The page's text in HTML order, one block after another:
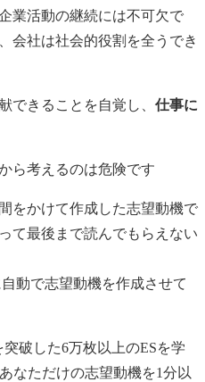
業活動の継続には不可欠で
会社は社会的役割を全うでき
できることを自覚し、 仕事に
ら考えるのは危険です
をかけて作成した志望動機で
て最後まで読んでもらえない
動で志望動機を作成させて
突破した6万枚以上のESを学
なただけの志望動機を1分以